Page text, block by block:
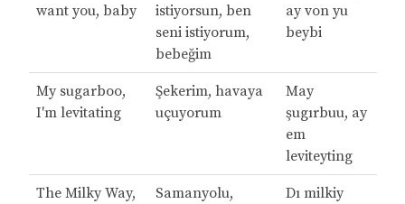
want you, baby
istiyorsun, ben
seni istiyorum,
bebeğim
ay von yu
beybi
My sugarboo,
I'm levitating
Şekerim, havaya
uçuyorum
May
şugırbuu, ay
em
leviteyting
The Milky Way,
Samanyolu,
Dı milkiy